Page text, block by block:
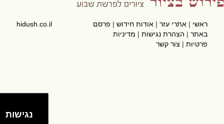
ראשי|אתרי עזר|אודות חידוש|פרסם
באתר|הצהרת נגישות|מדיניות
פרטיות|צור קשר
hidush.co.il
נגישות